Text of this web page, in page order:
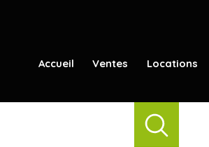
Accueil Ventes Locations